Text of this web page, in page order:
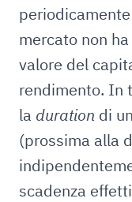
mercato non
valore del
rendimento. In
la duration di
(prossima alla
scadenza